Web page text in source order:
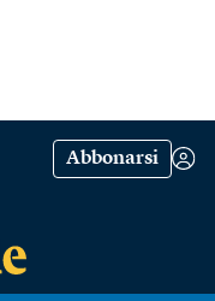
Abbonarsi